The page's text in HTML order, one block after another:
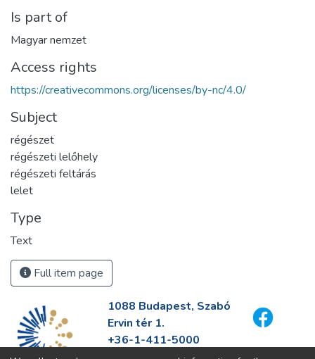
Is part of
Magyar nemzet
Access rights
https://creativecommons.org/licenses/by-nc/4.0/
Subject
régészet
régészeti lelőhely
régészeti feltárás
lelet
Type
Text
Full item page
1088 Budapest, Szabó
Ervin tér 1.
+36-1-411-5000